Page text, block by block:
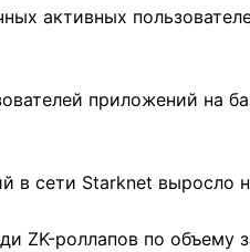
активных
приложений на
в сети Starknet выросло
ZK-роллапов по объему